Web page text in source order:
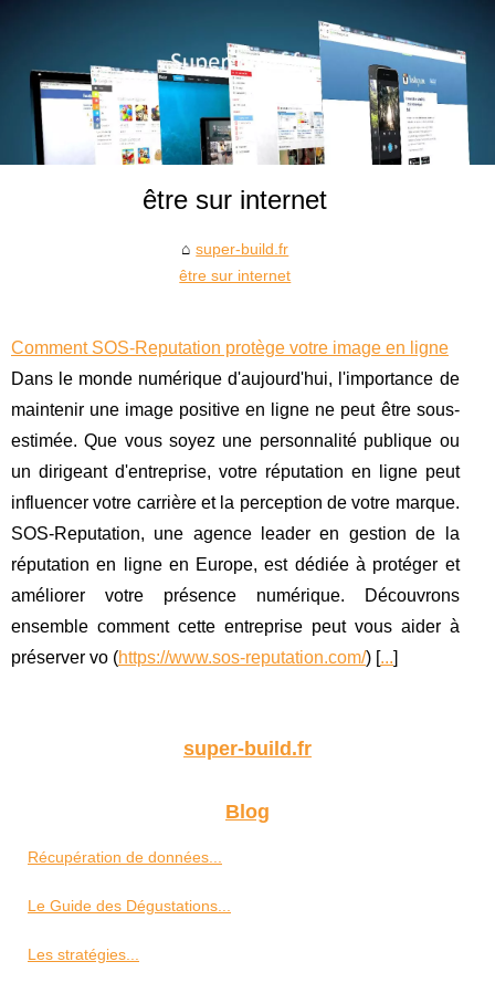
être sur internet
super-build.fr
être sur internet
Comment SOS-Reputation protège votre image en ligne
Dans le monde numérique d'aujourd'hui, l'importance de
maintenir une image positive en ligne ne peut être sous-
estimée. Que vous soyez une personnalité publique ou
un dirigeant d'entreprise, votre réputation en ligne peut
influencer votre carrière et la perception de votre marque.
SOS-Reputation, une agence leader en gestion de la
réputation en ligne en Europe, est dédiée à protéger et
améliorer votre présence numérique. Découvrons
ensemble comment cette entreprise peut vous aider à
préserver vo (https://www.sos-reputation.com/) [...]
super-build.fr
Blog
Récupération de données...
Le Guide des Dégustations...
Les stratégies...